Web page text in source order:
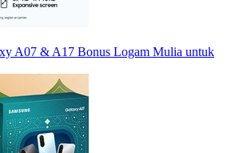
A07 & A17 Bonus Logam Mulia untuk